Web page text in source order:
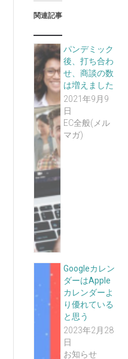
関連記事
パンデミック
後、打ち合わ
せ、商談の数
は増えました
2021年9月9
日
EC全般(メル
マガ)
Googleカレン
ダーはApple
カレンダーよ
り優れている
と思う
2023年2月28
日
お知らせ